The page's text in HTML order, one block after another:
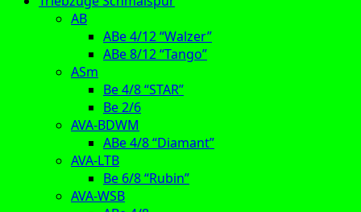
AB
ABe 4/12 “Walzer”
ABe 8/12 “Tango”
ASm
Be 4/8 “STAR”
Be 2/6
AVA-BDWM
ABe 4/8 “Diamant”
AVA-LTB
Be 6/8 “Rubin”
AVA-WSB